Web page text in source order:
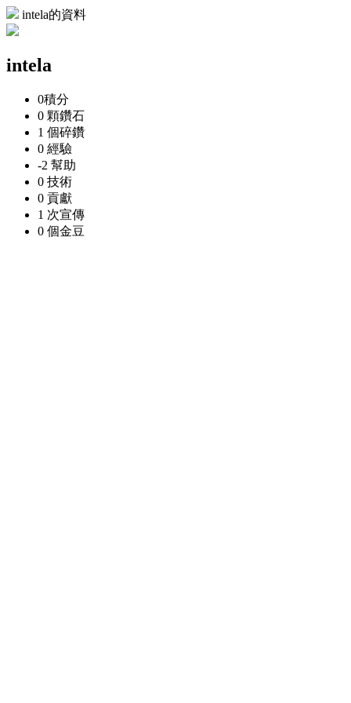
intela的資料
intela
0積分
0 顆鑽石
1 個碎鑽
0 經驗
-2 幫助
0 技術
0 貢獻
1 次宣傳
0 個金豆